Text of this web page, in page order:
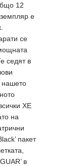
12
е
се
седят в
нашето
XE
на
пакет
в